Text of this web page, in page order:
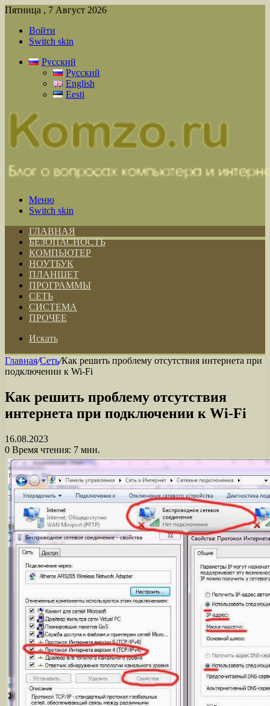
Пятница , 7 Август 2026
Войти
Switch skin
Русский
Русский
English
Eesti
Меню
Switch skin
ГЛАВНАЯ
БЕЗОПАСНОСТЬ
КОМПЬЮТЕР
НОУТБУК
ПЛАНШЕТ
ПРОГРАММЫ
СЕТЬ
СИСТЕМА
ПРОЧЕЕ
Искать
Главная/Сеть/Как решить проблему отсутствия интернета при
подключении к Wi-Fi
Как решить проблему отсутствия
интернета при подключении к Wi-Fi
16.08.2023
0 Время чтения: 7 мин.